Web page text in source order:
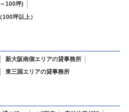
100坪)
坪以上）
新大阪南側エリアの貸事務所
東三国エリアの貸事務所